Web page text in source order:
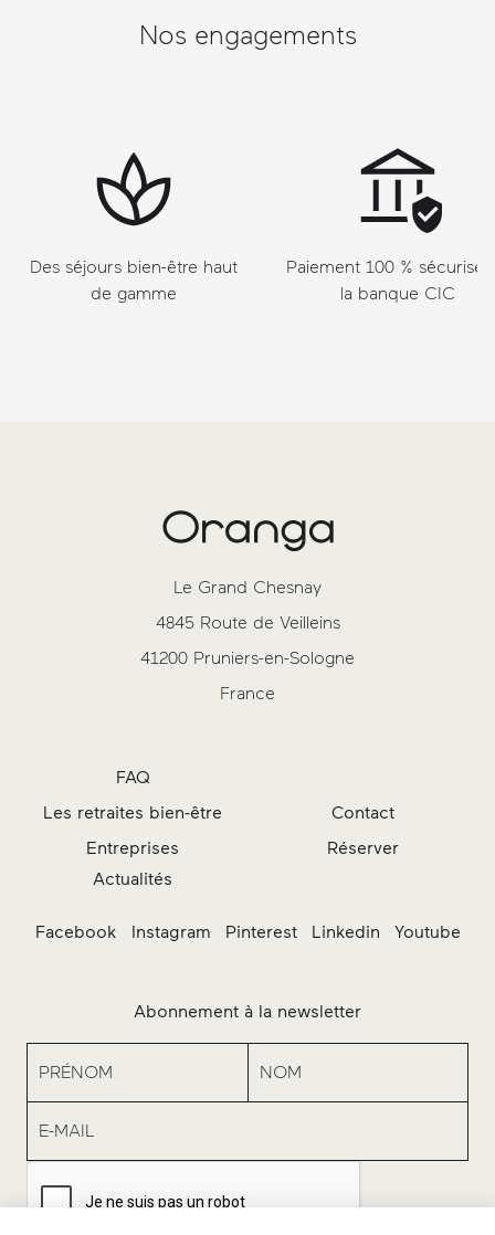
Nos engagements
Des séjours bien-être haut
de gamme
Paiement 100 % sécurisé
la banque CIC
Le Grand Chesnay
4845 Route de Veilleins
41200 Pruniers-en-Sologne
France
FAQ
Les retraites bien-être
Entreprises
Contact
Réserver
Facebook Instagram Pinterest Linkedin Youtube
Abonnement à la newsletter